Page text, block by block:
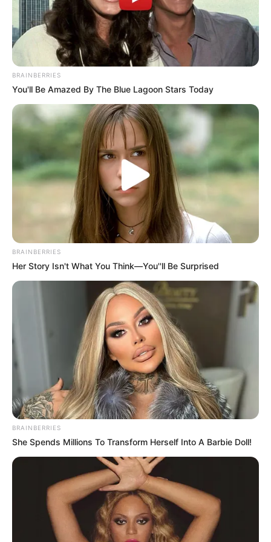
Libros al alcance de todos
Desde febrero, la capital colombiana cuenta con
máquinas dispensadoras de libros
, ubicadas en plazas
de mercado, centros culturales y la red CADE.
Este proyecto, enmarcado en el programa
tiene como objetivo principal facilitar el acceso a textos
totalmente gratis, promoviendo el
literario
entre los ciudadanos.
María Claudia Parias, directora de Idartes, resaltó la
importancia de esta iniciativa:
Las máquinas de Libro al Vientoson
una iniciativa que refuerza nuestra
intención de acercar la literatura a la
ciudadanía, creando espacios de
circulación para que las personas
BRAINBERRIES
You'll Be Amazed By The Blue Lagoon Stars Today
BRAINBERRIES
Her Story Isn't What You Think—You''ll Be Surprised
BRAINBERRIES
She Spends Millions To Transform Herself Into A Barbie Doll!